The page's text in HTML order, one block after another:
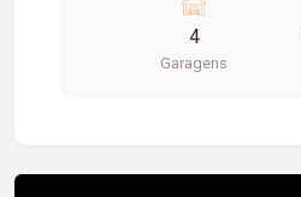
alugar todas as salas juntas.
4
Garagens